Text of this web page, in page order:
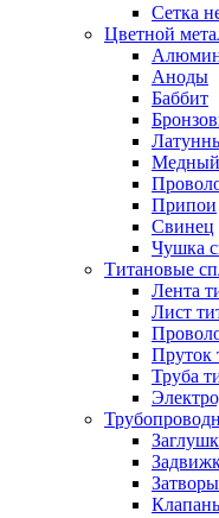
Сетка
Цветной
Аноды
Баббит
Медный
Припои
Свинец
Чушка
Титановые
Лента
Лист
Пруток
Труба
Затворы